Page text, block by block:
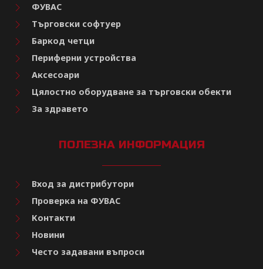
ФУВАС
Търговски софтуер
Баркод четци
Периферни устройства
Аксесоари
Цялостно оборудване за търговски обекти
За здравето
ПОЛЕЗНА ИНФОРМАЦИЯ
Вход за дистрибутори
Проверка на ФУВАС
Контакти
Новини
Често задавани въпроси